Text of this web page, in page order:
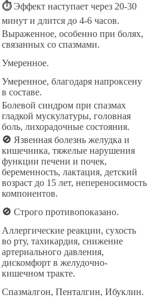
⏱Эффект наступает через 20-30
минут и длится до 4-6 часов.
Выраженное, особенно при болях,
связанных со спазмами.
Умеренное.
Умеренное, благодаря напроксену
в составе.
Болевой синдром при спазмах
гладкой мускулатуры, головная
боль, лихорадочные состояния.
🚫 Язвенная болезнь желудка и
кишечника, тяжелые нарушения
функции печени и почек,
беременность, лактация, детский
возраст до 15 лет, непереносимость
компонентов.
🚫 Строго противопоказано.
Аллергические реакции, сухость
во рту, тахикардия, снижение
артериального давления,
дискомфорт в желудочно-
кишечном тракте.
Спазмалгон, Пенталгин, Ибуклин.